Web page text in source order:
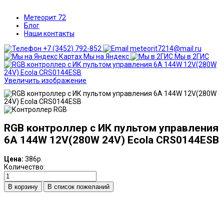
Метеорит 72
Блог
Наши контакты
+7 (3452) 792-852
meteorit7214@mail.ru
Мы на Яндекс
Мы в 2ГИС
Увеличить изображение
RGB контроллер с ИК пультом управления
6А 144W 12V(280W 24V) Ecola CRS0144ESB
Цена: 386р.
Количество:
В список пожеланий